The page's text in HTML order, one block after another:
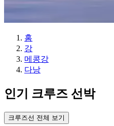
홈
강
메콩강
다낭
인기 크루즈 선박
크루즈선 전체 보기